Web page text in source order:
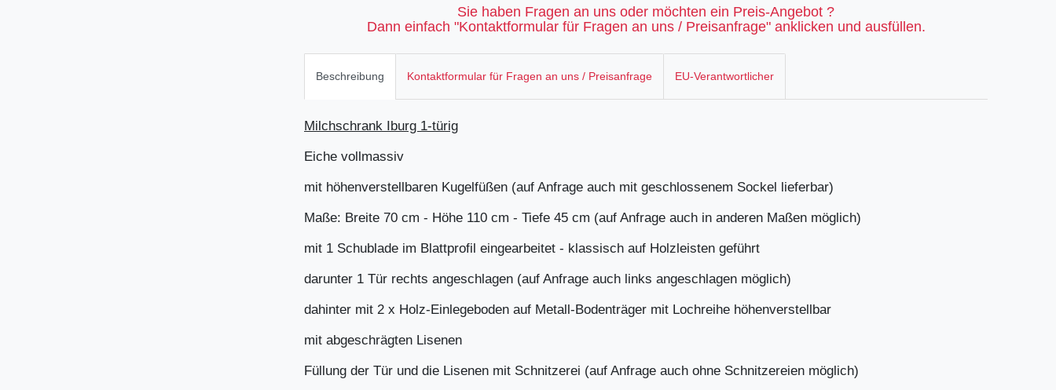
Sie haben Fragen an uns oder möchten ein Preis-Angebot ?
Dann einfach "Kontaktformular für Fragen an uns / Preisanfrage" anklicken und ausfüllen.
Beschreibung Kontaktformular für Fragen an uns / Preisanfrage EU-Verantwortlicher
Milchschrank Iburg 1-türig
Eiche vollmassiv
mit höhenverstellbaren Kugelfüßen (auf Anfrage auch mit geschlossenem Sockel lieferbar)
Maße: Breite 70 cm - Höhe 110 cm - Tiefe 45 cm (auf Anfrage auch in anderen Maßen möglich)
mit 1 Schublade im Blattprofil eingearbeitet - klassisch auf Holzleisten geführt
darunter 1 Tür rechts angeschlagen (auf Anfrage auch links angeschlagen möglich)
dahinter mit 2 x Holz-Einlegeboden auf Metall-Bodenträger mit Lochreihe höhenverstellbar
mit abgeschrägten Lisenen
Füllung der Tür und die Lisenen mit Schnitzerei (auf Anfrage auch ohne Schnitzereien möglich)